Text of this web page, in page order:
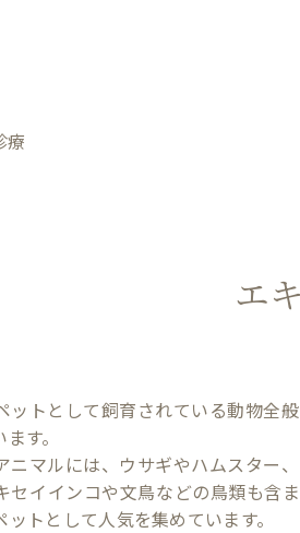
療
エ
ットとして飼育されている動物全
す。
ニマルには、ウサギやハムスター
セイインコや文鳥などの鳥類も含
トとして人気を集めています。